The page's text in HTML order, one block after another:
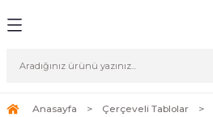
Tablolar
Sanat
Anasayfa Çerçeveli Tablolar